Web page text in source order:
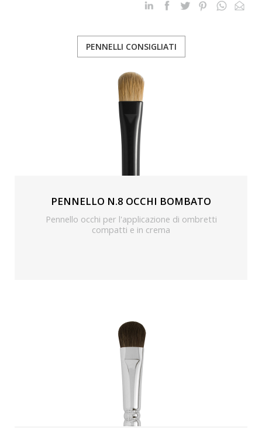
PENNELLI CONSIGLIATI
PENNELLO N.8 OCCHI BOMBATO
Pennello occhi per l'applicazione di ombretti
compatti e in crema